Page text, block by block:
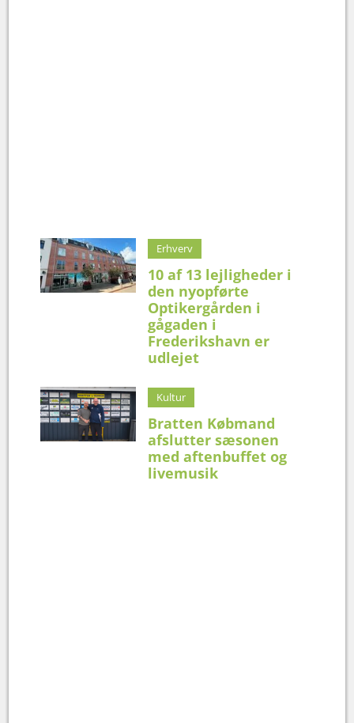
Erhverv
10 af 13 lejligheder i
den nyopførte
Optikergården i
gågaden i
Frederikshavn er
udlejet
Kultur
Bratten Købmand
afslutter sæsonen
med aftenbuffet og
livemusik